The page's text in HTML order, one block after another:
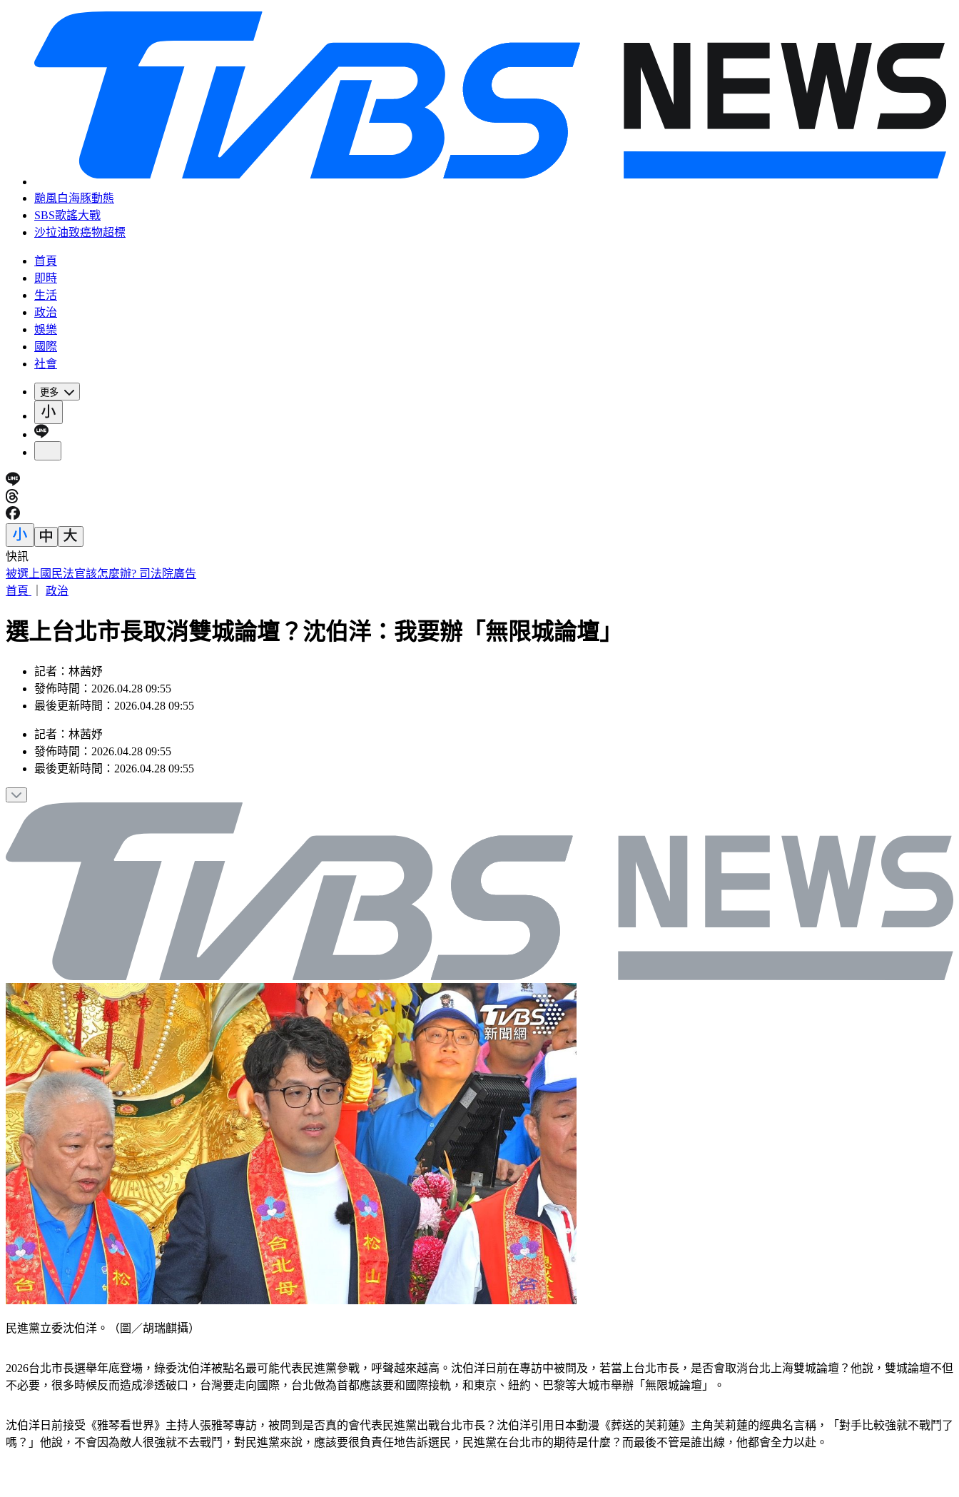
颱風白海豚動態
SBS歌謠大戰
沙拉油致癌物超標
首頁
即時
生活
政治
娛樂
國際
社會
更多
快訊
被選上國民法官該怎麼辦? 司法院廣告
首頁
政治
選上台北市長取消雙城論壇？沈伯洋：我要辦「無限城論壇」
記者：林茜妤
發佈時間：2026.04.28 09:55
最後更新時間：2026.04.28 09:55
記者 ： 林茜妤
發佈時間： 2026.04.28 09:55
最後更新時間： 2026.04.28 09:55
民進黨立委沈伯洋。（圖／胡瑞麒攝）
2026台北市長選舉年底登場，綠委沈伯洋被點名最可能代表民進黨參戰，呼聲越來越高。沈伯洋日前在專訪中被問及，若當上台北市長，是否會取消台北上海雙城論壇？他說，雙城論壇不但
不必要，很多時候反而造成滲透破口，台灣要走向國際，台北做為首都應該要和國際接軌，和東京、紐約、巴黎等大城市舉辦「無限城論壇」。
沈伯洋日前接受《雅琴看世界》主持人張雅琴專訪，被問到是否真的會代表民進黨出戰台北市長？沈伯洋引用日本動漫《葬送的芙莉蓮》主角芙莉蓮的經典名言稱，「對手比較強就不戰鬥了
嗎？」他說，不會因為敵人很強就不去戰鬥，對民進黨來說，應該要很負責任地告訴選民，民進黨在台北市的期待是什麼？而最後不管是誰出線，他都會全力以赴。